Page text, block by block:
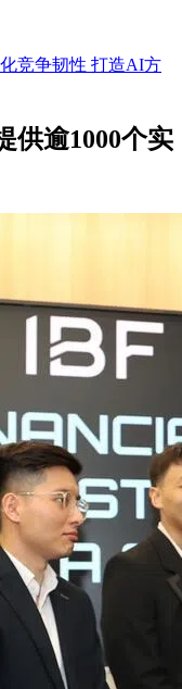
竞争韧性 打造AI方
供逾1000个实